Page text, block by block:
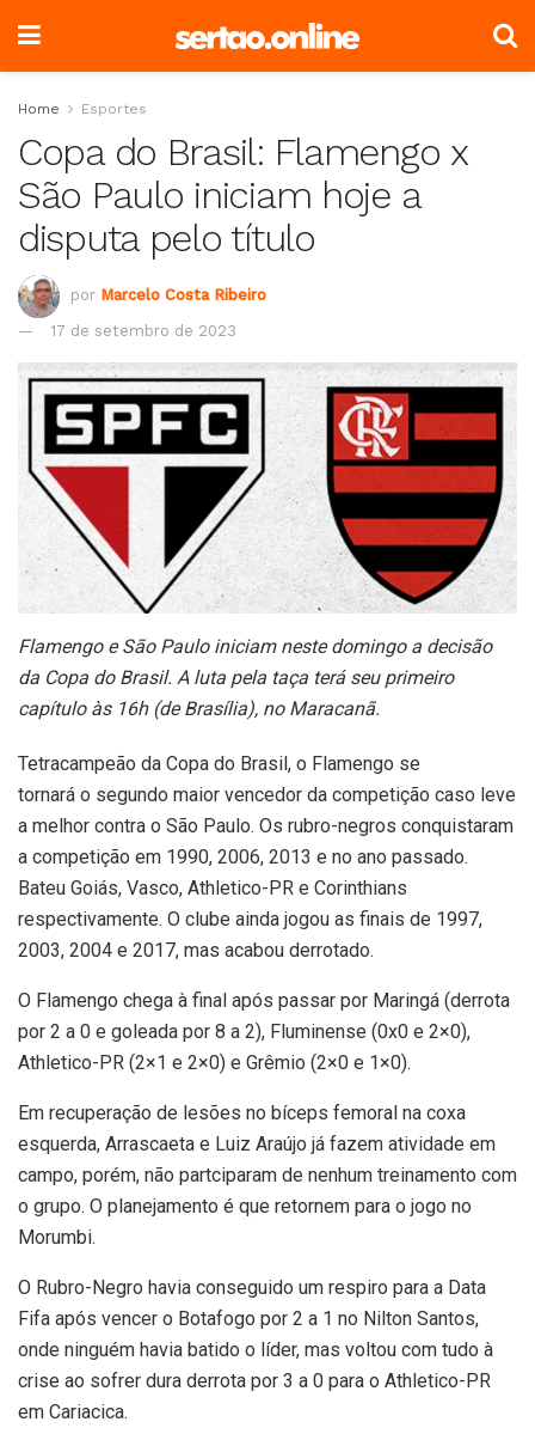
Home Esportes
Copa do Brasil: Flamengo x
São Paulo iniciam hoje a
disputa pelo título
por Marcelo Costa Ribeiro
17 de setembro de 2023
Flamengo e São Paulo iniciam neste domingo a decisão
da Copa do Brasil. A luta pela taça terá seu primeiro
capítulo às 16h (de Brasília), no Maracanã.
Tetracampeão da Copa do Brasil, o Flamengo se
tornará o segundo maior vencedor da competição caso leve
a melhor contra o São Paulo. Os rubro-negros conquistaram
a competição em 1990, 2006, 2013 e no ano passado.
Bateu Goiás, Vasco, Athletico-PR e Corinthians
respectivamente. O clube ainda jogou as finais de 1997,
2003, 2004 e 2017, mas acabou derrotado.
O Flamengo chega à final após passar por Maringá (derrota
por 2 a 0 e goleada por 8 a 2), Fluminense (0x0 e 2×0),
Athletico-PR (2×1 e 2×0) e Grêmio (2×0 e 1×0).
Em recuperação de lesões no bíceps femoral na coxa
esquerda, Arrascaeta e Luiz Araújo já fazem atividade em
campo, porém, não partciparam de nenhum treinamento com
o grupo. O planejamento é que retornem para o jogo no
Morumbi.
O Rubro-Negro havia conseguido um respiro para a Data
Fifa após vencer o Botafogo por 2 a 1 no Nilton Santos,
onde ninguém havia batido o líder, mas voltou com tudo à
crise ao sofrer dura derrota por 3 a 0 para o Athletico-PR
em Cariacica.